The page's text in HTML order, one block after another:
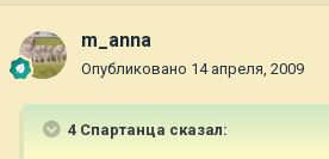
m_anna
Опубликовано 14 апреля, 2009
4 Спартанца сказал: